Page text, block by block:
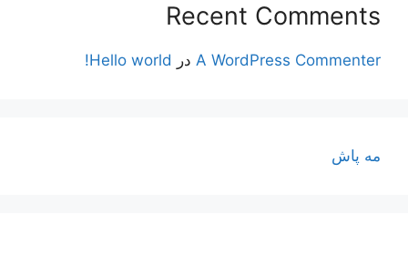
Recent Comments
A WordPress Commenter در Hello world!
مه پاش